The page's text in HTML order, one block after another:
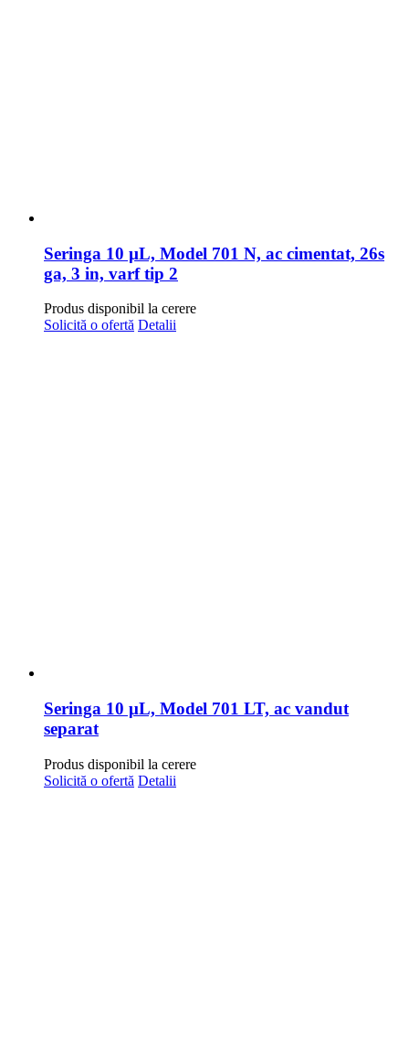
Seringa 10 µL, Model 701 N, ac cimentat, 26s
ga, 3 in, varf tip 2
Produs disponibil la cerere
Solicită o ofertă Detalii
Seringa 10 μL, Model 701 LT, ac vandut
separat
Produs disponibil la cerere
Solicită o ofertă Detalii